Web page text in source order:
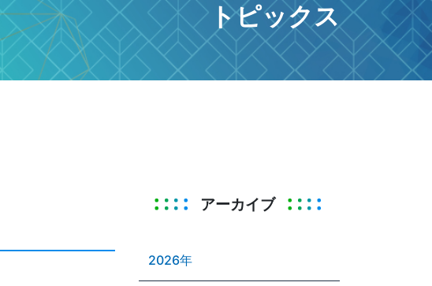
トピックス
アーカイブ
2026年